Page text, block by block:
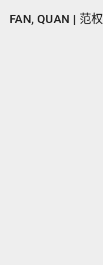
FAN, QUAN | 范权